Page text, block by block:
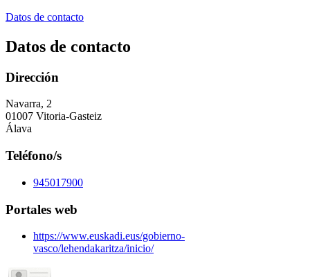
Datos de contacto
Datos de contacto
Dirección
Navarra, 2
01007 Vitoria-Gasteiz
Álava
Teléfono/s
945017900
Portales web
https://www.euskadi.eus/gobierno-
vasco/lehendakaritza/inicio/